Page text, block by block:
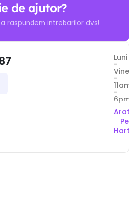
de ajutor?
raspundem intrebarilor dvs!
Luni
-
-
-
Pe